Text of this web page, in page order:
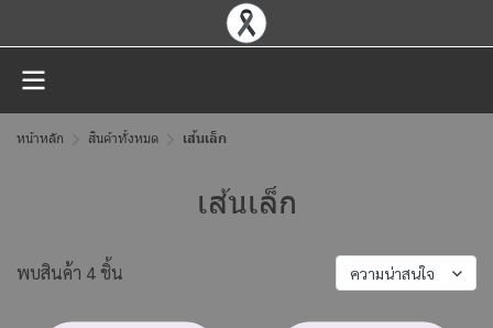
หน้าหลัก สินค้าทั้งหมด เส้นเล็ก
เส้นเล็ก
พบสินค้า 4 ชิ้น ความน่าสนใจ